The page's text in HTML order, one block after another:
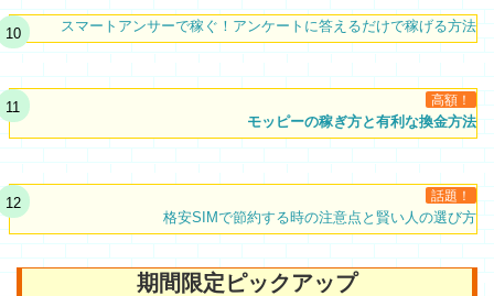
スマートアンサーで稼ぐ！アンケートに答えるだけで稼げる方法
高額！
モッピーの稼ぎ方と有利な換金方法
話題！
格安SIMで節約する時の注意点と賢い人の選び方
期間限定ピックアップ